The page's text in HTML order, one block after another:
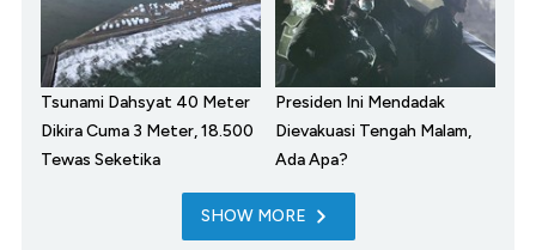
Tsunami Dahsyat 40 Meter
Dikira Cuma 3 Meter, 18.500
Tewas Seketika
Presiden Ini Mendadak
Dievakuasi Tengah Malam,
Ada Apa?
SHOW MORE